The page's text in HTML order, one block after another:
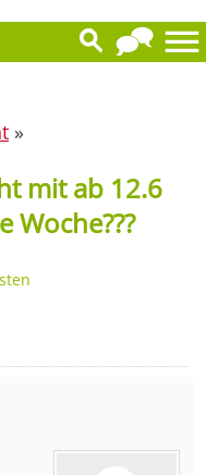
»
mit ab 12.6
Woche???